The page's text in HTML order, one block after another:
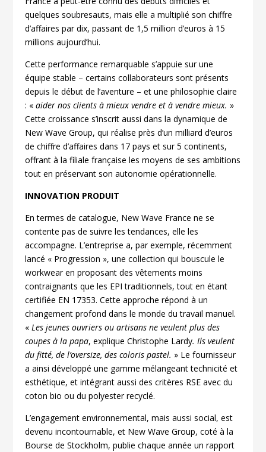
quelques soubresauts, mais elle a multiplié son chiffre
d’affaires par dix, passant de 1,5 million d’euros à 15
millions aujourd’hui.
Cette performance remarquable s’appuie sur une
équipe stable – certains collaborateurs sont présents
depuis le début de l’aventure – et une philosophie claire
: «aider nos clients à mieux vendre et à vendre mieux. »
Cette croissance s’inscrit aussi dans la dynamique de
New Wave Group, qui réalise près d’un milliard d’euros
de chiffre d’affaires dans 17 pays et sur 5 continents,
offrant à la filiale française les moyens de ses ambitions
tout en préservant son autonomie opérationnelle.
INNOVATION PRODUIT
En termes de catalogue, New Wave France ne se
contente pas de suivre les tendances, elle les
accompagne. L’entreprise a, par exemple, récemment
lancé « Progression », une collection qui bouscule le
workwear en proposant des vêtements moins
contraignants que les EPI traditionnels, tout en étant
certifiée EN 17353. Cette approche répond à un
changement profond dans le monde du travail manuel.
« Les jeunes ouvriers ou artisans ne veulent plus des
coupes à la papa, explique Christophe Lardy. Ils veulent
du fitté, de l’oversize, des coloris pastel. » Le fournisseur
a ainsi développé une gamme mélangeant technicité et
esthétique, et intégrant aussi des critères RSE avec du
coton bio ou du polyester recyclé.
L’engagement environnemental, mais aussi social, est
devenu incontournable, et New Wave Group, coté à la
Bourse de Stockholm, publie chaque année un rapport